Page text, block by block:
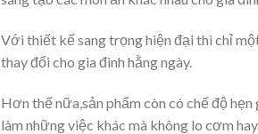
Với thiết kế sang trọng hiện đại thì chỉ
thay đổi cho gia đình hằng ngày.
Hơn thế nữa,sản phẩm còn có chế độ
làm những việc khác mà không lo cơm hay